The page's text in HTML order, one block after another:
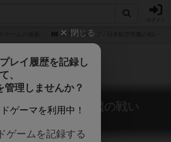
フラットトップ / 日米航空母艦の戦い
プ / 日米航空母艦の戦い
Flat Top
閉じる
レイ履歴を記録し
て、
管理しませんか？
ゲーマを利用中！
ゲームを記録する